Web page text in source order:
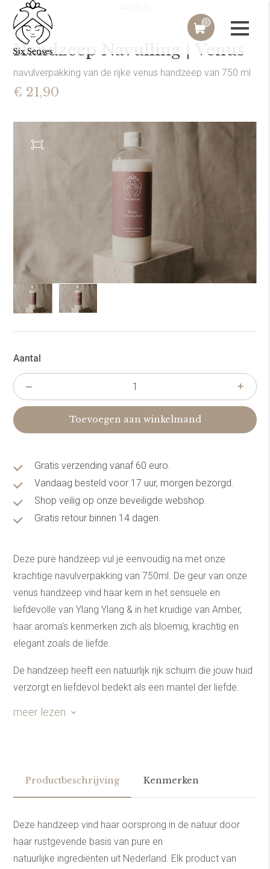
0
Handzeep Navulling | Venus
navulverpakking van de rijke venus handzeep van 750 ml
€ 21,90
Aantal
Toevoegen aan winkelmand
Gratis verzending vanaf 60 euro.
Vandaag besteld voor 17 uur, morgen bezorgd.
Shop veilig op onze beveiligde webshop.
Gratis retour binnen 14 dagen.
Deze pure handzeep vul je eenvoudig na met onze
krachtige navulverpakking van 750ml. De geur van onze
venus handzeep vind haar kern in het sensuele en
liefdevolle van Ylang Ylang & in het kruidige van Amber,
haar aroma's kenmerken zich als bloemig, krachtig en
elegant zoals de liefde.
De handzeep heeft een natuurlijk rijk schuim die jouw huid
verzorgt en liefdevol bedekt als een mantel der liefde.
meer lezen
Productbeschrijving Kenmerken
Deze handzeep vind haar oorsprong in de natuur door
haar rustgevende basis van pure en
natuurlijke ingrediënten uit Nederland. Elk product van